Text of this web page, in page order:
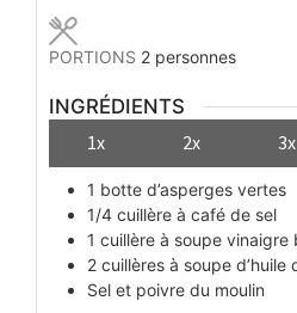
PORTIONS 2 personnes
INGRÉDIENTS
1x
2x 3x
1 botte d’asperges vertes
1/4 cuillère à café de sel
1 cuillère à soupe vinaigre
2 cuillères à soupe d’huile
Sel et poivre du moulin